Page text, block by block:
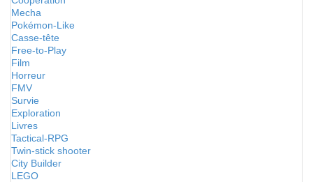
Mecha
Pokémon-Like
Casse-tête
Free-to-Play
Film
Horreur
FMV
Survie
Exploration
Livres
Tactical-RPG
Twin-stick shooter
City Builder
LEGO